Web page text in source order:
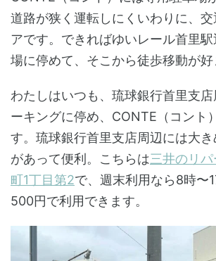
道路が狭く運転しにくいわりに、交
アです。できればゆいレール首里
場に停めて、そこから徒歩移動が好
わたしはいつも、琉球銀行首里支
ーキングに停め、CONTE（コント
す。琉球銀行首里支店周辺には大
があって便利。こちらは三井のリ
町1丁目第2で、週末利用なら8時〜
500円で利用できます。